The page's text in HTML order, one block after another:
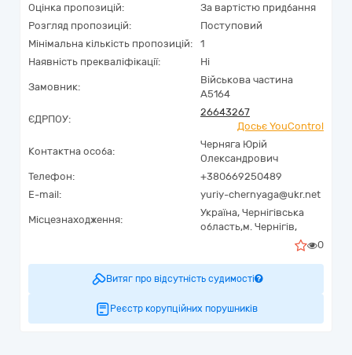
Оцінка пропозицій:
За вартістю придбання
Розгляд пропозицій:
Поступовий
Мінімальна кількість пропозицій:
1
Наявність прекваліфікації:
Ні
Замовник:
Військова частина
А5164
ЄДРПОУ:
26643267
Досьє YouControl
Контактна особа:
Черняга Юрій
Олександрович
Телефон:
+380669250489
E-mail:
yuriy-chernyaga@ukr.net
Місцезнаходження:
Україна, Чернігівська
область,м. Чернігів,
0
Витяг про відсутність судимості
Реєстр корупційних порушників